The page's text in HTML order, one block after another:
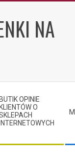
NA
BUTIK OPINIE
KLIENTÓW O
INTERNETOWYCH